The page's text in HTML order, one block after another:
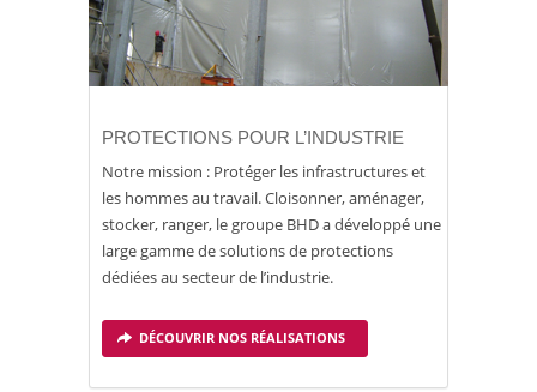
PROTECTIONS POUR L’INDUSTRIE
Notre mission : Protéger les infrastructures et
les hommes au travail. Cloisonner, aménager,
stocker, ranger, le groupe BHD a développé une
large gamme de solutions de protections
dédiées au secteur de l’industrie.
DÉCOUVRIR NOS RÉALISATIONS